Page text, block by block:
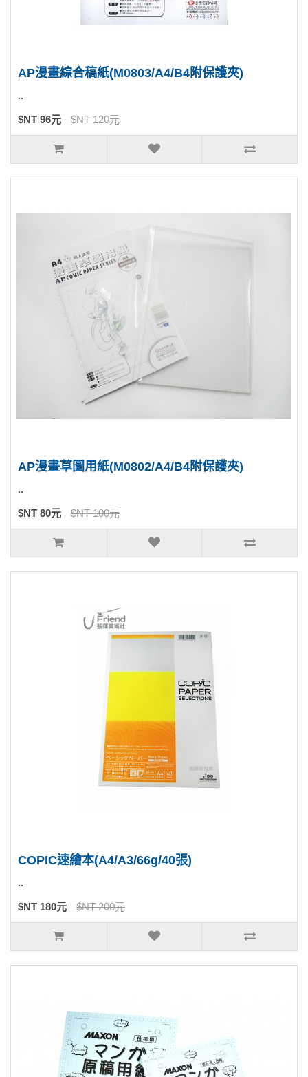
AP漫畫綜合稿紙(M0803/A4/B4附保護夾)
..
$NT 96元 $NT 120元
AP漫畫草圖用紙(M0802/A4/B4附保護夾)
..
$NT 80元 $NT 100元
COPIC速繪本(A4/A3/66g/40張)
..
$NT 180元 $NT 200元